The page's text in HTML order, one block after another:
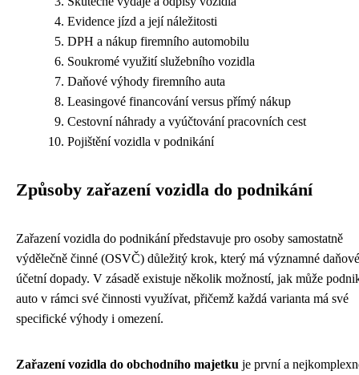
Evidence jízd a její náležitosti
DPH a nákup firemního automobilu
Soukromé využití služebního vozidla
Daňové výhody firemního auta
Leasingové financování versus přímý nákup
Cestovní náhrady a vyúčtování pracovních cest
Pojištění vozidla v podnikání
Způsoby zařazení vozidla do podnikání
Zařazení vozidla do podnikání představuje pro osoby samostatně
výdělečně činné (OSVČ) důležitý krok, který má významné
účetní dopady. V zásadě existuje několik možností, jak může
auto v rámci své činnosti využívat, přičemž každá varianta má své
specifické výhody i omezení.
Zařazení vozidla do obchodního majetku je první a